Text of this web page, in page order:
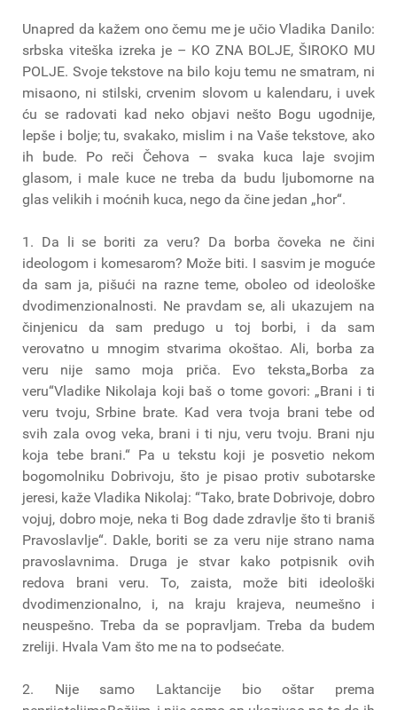
Unapred da kažem ono čemu me je učio Vladika Danilo:
srbska viteška izreka je – KO ZNA BOLJE, ŠIROKO MU
POLJE. Svoje tekstove na bilo koju temu ne smatram, ni
misaono, ni stilski, crvenim slovom u kalendaru, i uvek
ću se radovati kad neko objavi nešto Bogu ugodnije,
lepše i bolje; tu, svakako, mislim i na Vaše tekstove, ako
ih bude. Po reči Čehova – svaka kuca laje svojim
glasom, i male kuce ne treba da budu ljubomorne na
glas velikih i moćnih kuca, nego da čine jedan „hor“.
1. Da li se boriti za veru? Da borba čoveka ne čini
ideologom i komesarom? Može biti. I sasvim je moguće
da sam ja, pišući na razne teme, oboleo od ideološke
dvodimenzionalnosti. Ne pravdam se, ali ukazujem na
činjenicu da sam predugo u toj borbi, i da sam
verovatno u mnogim stvarima okoštao. Ali, borba za
veru nije samo moja priča. Evo teksta„Borba za
veru“Vladike Nikolaja koji baš o tome govori: „Brani i ti
veru tvoju, Srbine brate. Kad vera tvoja brani tebe od
svih zala ovog veka, brani i ti nju, veru tvoju. Brani nju
koja tebe brani.“ Pa u tekstu koji je posvetio nekom
bogomolniku Dobrivoju, što je pisao protiv subotarske
jeresi, kaže Vladika Nikolaj: “Tako, brate Dobrivoje, dobro
vojuj, dobro moje, neka ti Bog dade zdravlje što ti braniš
Pravoslavlje“. Dakle, boriti se za veru nije strano nama
pravoslavnima. Druga je stvar kako potpisnik ovih
redova brani veru. To, zaista, može biti ideološki
dvodimenzionalno, i, na kraju krajeva, neumešno i
neuspešno. Treba da se popravljam. Treba da budem
zreliji. Hvala Vam što me na to podsećate.
2. Nije samo Laktancije bio oštar prema